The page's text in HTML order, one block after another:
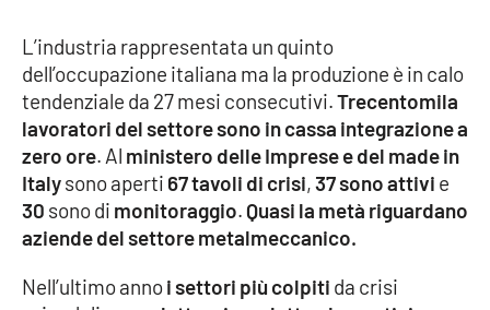
Vibo Valentia
Reggio Calabria
Cosenza
Lamezia Terme
L’industria rappresentata un quinto
dell’occupazione italiana ma la produzione è in calo
tendenziale da 27 mesi consecutivi.Trecentomila
lavoratori del settore sono in cassa integrazione a
zero ore. Al ministero delle Imprese e del made in
Italysono aperti 67 tavoli di crisi,37 sono attivi e
30 sono di monitoraggio.Quasi la metà riguardano
aziende del settore metalmeccanico.
Nell’ultimo annoi settori più colpiti da crisi